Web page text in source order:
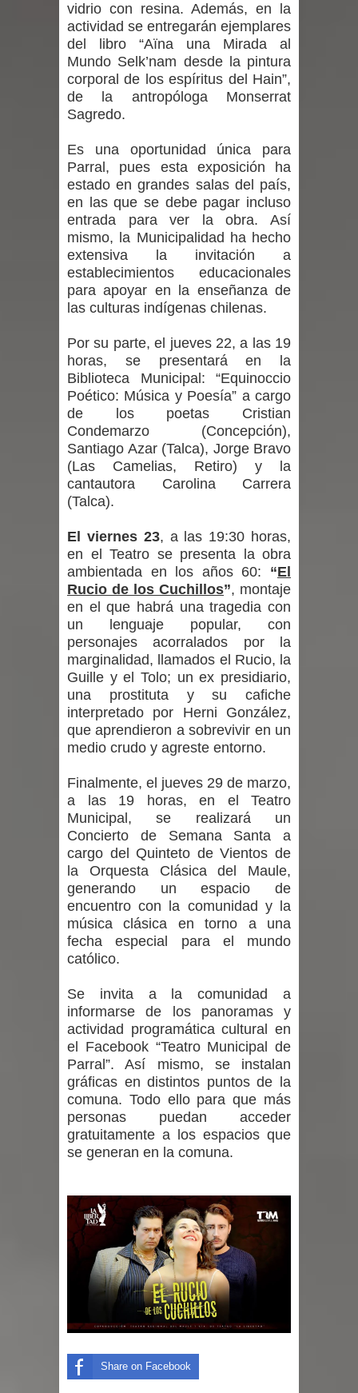
ministra de Salud por dejar fuera a
Linares: “No dará la cara”
Seremi de Desarrollo Social y Familia
mantiene despliegue para apoyar a
niños y adolescentes durante la
emergencia.
Del anime al K-pop: especialistas U.
de Chile analizan el creciente interés
por las culturas japonesa y coreana
Renuncia del seremi Minvu en el
Maule golpea al Gobierno en medio de
denuncias por viviendas sociales en
Talca
Diputado Jorge Guzmán rechaza
proyecto de interconexión eléctrica
impacto ambiental
INDAP entregó $189 millones en
incentivos a usuarios de PRODESAL
de la provincia de Linares
Municipalidad de Curicó apuesta a la
innovación en tecnología educativa
con nuevas pantallas interactivas del
Colegio El Boldo
Municipalidad de Curicó inició
proceso de vacunación escolar
Se activa Código Azul en Talca ante
las bajas temperaturas
vidrio con resina. Además, en la
actividad se entregarán ejemplares
del libro “Aïna una Mirada al
Mundo Selk’nam desde la pintura
corporal de los espíritus del Hain”,
de la antropóloga Monserrat
Sagredo.
Es una oportunidad única para
Parral, pues esta exposición ha
estado en grandes salas del país,
en las que se debe pagar incluso
entrada para ver la obra. Así
mismo, la Municipalidad ha hecho
extensiva la invitación a
establecimientos educacionales
para apoyar en la enseñanza de
las culturas indígenas chilenas.
Por su parte, el jueves 22, a las 19
horas, se presentará en la
Biblioteca Municipal: “Equinoccio
Poético: Música y Poesía” a cargo
de los poetas Cristian
Condemarzo (Concepción),
Santiago Azar (Talca), Jorge Bravo
(Las Camelias, Retiro) y la
cantautora Carolina Carrera
(Talca).
El viernes 23, a las 19:30 horas,
en el Teatro se presenta la obra
ambientada en los años 60: “El
Rucio de los Cuchillos”, montaje
en el que habrá una tragedia con
un lenguaje popular, con
personajes acorralados por la
marginalidad, llamados el Rucio, la
Guille y el Tolo; un ex presidiario,
una prostituta y su cafiche
interpretado por Herni González,
que aprendieron a sobrevivir en un
medio crudo y agreste entorno.
Finalmente, el jueves 29 de marzo,
a las 19 horas, en el Teatro
Municipal, se realizará un
Concierto de Semana Santa a
cargo del Quinteto de Vientos de
la Orquesta Clásica del Maule,
generando un espacio de
encuentro con la comunidad y la
música clásica en torno a una
fecha especial para el mundo
católico.
Se invita a la comunidad a
informarse de los panoramas y
actividad programática cultural en
el Facebook “Teatro Municipal de
Parral”. Así mismo, se instalan
gráficas en distintos puntos de la
comuna. Todo ello para que más
personas puedan acceder
gratuitamente a los espacios que
se generan en la comuna.
Share on Facebook